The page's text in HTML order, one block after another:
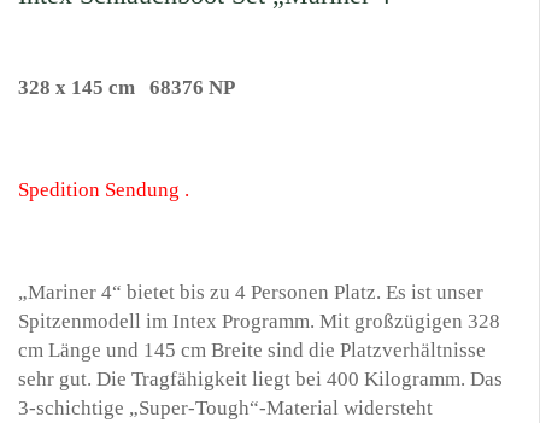
328 x 145 cm 68376 NP
Spedition Sendung .
„Mariner 4“ bietet bis zu 4 Personen Platz. Es ist unser
Spitzenmodell im Intex Programm. Mit großzügigen 328
cm Länge und 145 cm Breite sind die Platzverhältnisse
sehr gut. Die Tragfähigkeit liegt bei 400 Kilogramm. Das
3-schichtige „Super-Tough“-Material widersteht